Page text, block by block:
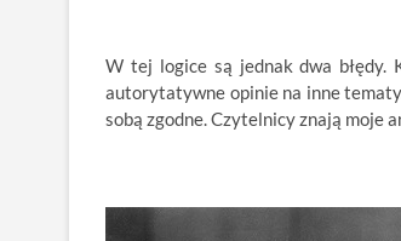
W tej logice są jednak dwa błędy.
autorytatywne opinie na inne
sobą zgodne. Czytelnicy znają moje